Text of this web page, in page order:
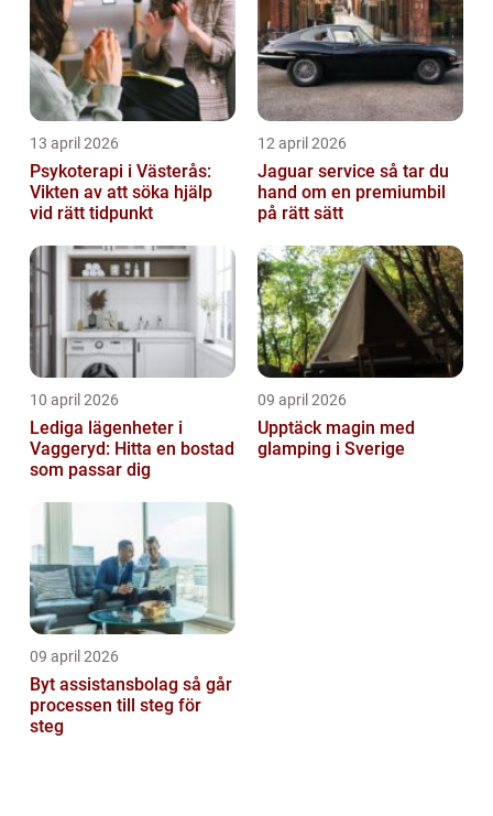
13 april 2026
Psykoterapi i Västerås:
Vikten av att söka hjälp
vid rätt tidpunkt
12 april 2026
Jaguar service så tar du
hand om en premiumbil
på rätt sätt
10 april 2026
Lediga lägenheter i
Vaggeryd: Hitta en bostad
som passar dig
09 april 2026
Upptäck magin med
glamping i Sverige
09 april 2026
Byt assistansbolag så går
processen till steg för
steg